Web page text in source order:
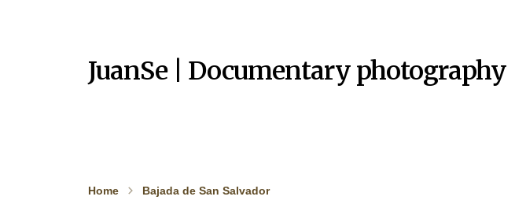
JuanSe | Documentary photography
Home Bajada de San Salvador